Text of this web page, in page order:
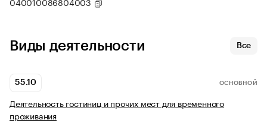
Виды деятельности Все
55.10 ОСНОВНОЙ
Деятельность гостиниц и прочих мест для временного
проживания